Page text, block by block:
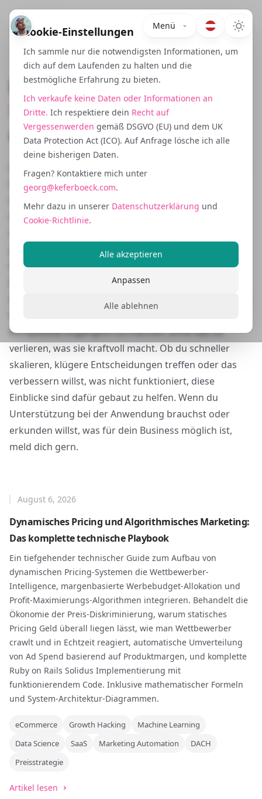
Cookie-Einstellungen
Ich sammle nur die notwendigsten Informationen, um
dich auf dem Laufenden zu halten und die
bestmögliche Erfahrung zu bieten.
Ich verkaufe keine Daten oder Informationen an
Dritte. Ich respektiere dein Recht auf
Vergessenwerden gemäß DSGVO (EU) und dem UK
Data Protection Act (ICO). Auf Anfrage lösche ich alle
deine bisherigen Daten.
Fragen? Kontaktiere mich unter
georg@keferboeck.com.
Mehr dazu in unserer Datenschutzerklärung und
Cookie-Richtlinie.
Alle ablehnen
Anpassen
Alle akzeptieren
Menü
BewährteHacks für dein
Business: Erkenntnisse
aus der Praxis
Hier teile ich fortgeschrittene Konzepte, strategisches
Denken und praxiserprobte Methoden, die
nachhaltiges Wachstum in SaaS, Ecommerce und
digitalem Business antreiben. Alles, was ich
getesteten Systemen aus Performance Marketing,
Data Science, Produktdesign und Customer Journeys.
Ich halte die Sprache klar und frei von unnötigem
Komplexität zugänglich zu machen, ohne das zu
verlieren, was sie kraftvoll macht. Ob du schneller
skalieren, klügere Entscheidungen treffen oder das
verbessern willst, was nicht funktioniert, diese
Einblicke sind dafür gebaut zu helfen. Wenn du
Unterstützung bei der Anwendung brauchst oder
erkunden willst, was für dein Business möglich ist,
meld dich gern.
Dynamisches Pricing und Algorithmisches Marketing:
Das komplette technische Playbook
August 6, 2026
Ein tiefgehender technischer Guide zum Aufbau von
dynamischen Pricing-Systemen die Wettbewerber-
Intelligence, margenbasierte Werbebudget-Allokation und
Profit-Maximierungs-Algorithmen integrieren. Behandelt die
Ökonomie der Preis-Diskriminierung, warum statisches
Pricing Geld überall liegen lässt, wie man Wettbewerber
crawlt und in Echtzeit reagiert, automatische Umverteilung
von Ad Spend basierend auf Produktmargen, und komplette
Ruby on Rails Solidus Implementierung mit
funktionierendem Code. Inklusive mathematischer Formeln
und System-Architektur-Diagrammen.
eCommerce Growth Hacking
Machine Learning
Data Science
SaaS Marketing Automation
DACH
Preisstrategie
Artikel lesen